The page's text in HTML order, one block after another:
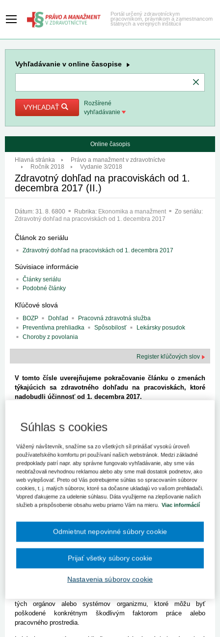
Portál určený zdravotníckym
pracovníkom, právnikom a zamestnancom
štátnych a verejných inštitúcií
Vyhľadávanie v online časopise
VYHĽADAŤ
Rozšírené
vyhľadávanie
Online časopis
Hlavná stránka
Právo a manažment v zdravotníctve
Ročník 2018
Vydanie 3/2018
Zdravotný dohľad na pracoviskách od 1.
decembra 2017 (II.)
Dátum: 31. 8. 6800 Rubrika: Ekonomika a manažment
Zo seriálu:
Zdravotný dohľad na pracoviskách od 1. decembra 2017
Článok zo seriálu
Zdravotný dohľad na pracoviskách od 1. decembra 2017
Súvisiace informácie
Články seriálu
Podobné články
Kľúčové slová
BOZP Dohľad
Pracovná zdravotná služba
Preventívna prehliadka
Spôsobilosť
Lekársky posudok
Choroby z povolania
Register kľúčových slov
V tomto čísle uverejňujeme pokračovanie článku o zmenách
týkajúcich sa zdravotného dohľadu na pracoviskách, ktoré
nadobudli účinnosť od 1. decembra 2017.
prácu a lekárske preventívne prehliadky vo vzťahu k práci
– zmeny po novele zákona č. 355/2007 Z. z.
Jednou zo základných povinností zamestnávateľa vyplývajúcich
zo zákona č. 355/2007 Z. z. je zabezpečenie posúdenia zdravotnej
spôsobilosti zamestnancov na prácu na základe výkonu
lekárskych preventívnych prehliadok vo vzťahu k práci. Zdravotná
spôsobilosť zamestnancov na prácu sa posudzuje vo vzťahu ku
všetkým zdraviu škodlivým faktorom, ktoré sú súčasťou výkonu
práce a vo vzťahu k pracovným podmienkam, za ktorých sa práca
Prostredníctvom lekárskych preventívnych prehliadok vo vzťahu k
zamestnancov súvisiace s prácou a zabrániť vzniku chorôb z
povolania alebo ochorení súvisiacich s prácou.
najúčinnejších preventívnych opatrení zameraných na
ochranu zdravia konkrétnych zamestnancov
tých orgánov alebo systémov organizmu, ktoré môžu byť
poškodené konkrétnym škodlivým faktorom práce alebo
pracovného prostredia.
Súhlas s cookies
Vážený návštevník, snažíme sa zo všetkých síl prinášať vysokú úroveň
používateľského komfortu pri používaní našich webstránok. Medzi základné
predpoklady patrí napr. aby správne fungovalo vyhľadávanie, aby sme vás
neobťažovali nevhodnou reklamou alebo aby sme mali dostatok podnetov, ako
web vylepšovať. Preto od Vás potrebujeme súhlas so spracovaním súborov
cookies, t. j. malých súborov, ktoré sa dočasne ukladajú vo vašom prehliadači.
Vopred ďakujeme za udelenie súhlasu. Dáta využijeme na zlepšovanie našich
služieb a prispôsobenie obsahu webu priamo Vám na mieru.
Viac informácií
Nastavenia súborov cookie
Odmietnut nepovinné súbory cookie
Prijať všetky súbory cookie